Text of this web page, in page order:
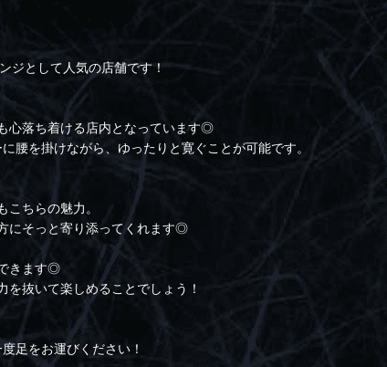
ジとして人気の店舗です！
心落ち着ける店内となっています◎
腰を掛けながら、ゆったりと寛ぐことが可能です。
ちらの魅力。
にそっと寄り添ってくれます◎
きます◎
抜いて楽しめることでしょう！
足をお運びください！